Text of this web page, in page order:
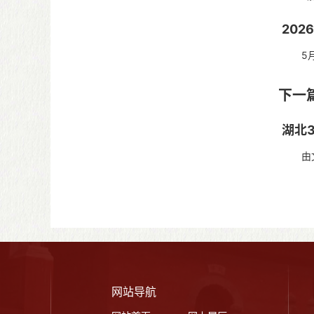
2026
5月7
下一
湖北
由文
网站导航